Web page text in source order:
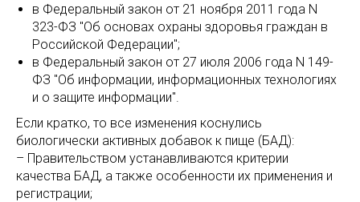
в Федеральный закон от 21 ноября 2011 года N
323-ФЗ "Об основах охраны здоровья граждан в
Российской Федерации";
в Федеральный закон от 27 июля 2006 года N 149-
ФЗ "Об информации, информационных технологиях
и о защите информации".
Если кратко, то все изменения коснулись
биологически активных добавок к пище (БАД):
– Правительством устанавливаются критерии
качества БАД, а также особенности их применения и
регистрации;